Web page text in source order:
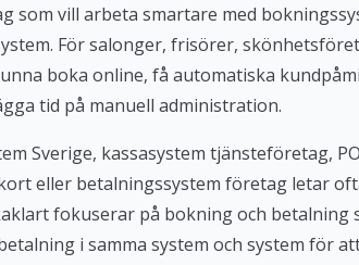
som vill arbeta smartare med
För salonger, frisörer,
boka online, få automatiska
tid på manuell administration.
Sverige, kassasystem tjänsteföretag,
kort eller betalningssystem företag letar
fokuserar på bokning och betalning
i samma system och system för